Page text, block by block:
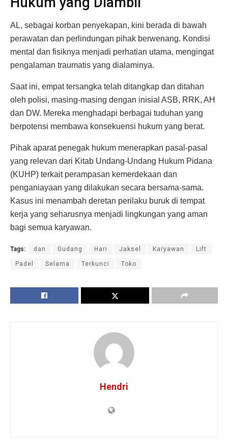
AL, sebagai korban penyekapan, kini berada di bawah
perawatan dan perlindungan pihak berwenang. Kondisi
mental dan fisiknya menjadi perhatian utama, mengingat
pengalaman traumatis yang dialaminya.
Saat ini, empat tersangka telah ditangkap dan ditahan
oleh polisi, masing-masing dengan inisial ASB, RRK, AH
dan DW. Mereka menghadapi berbagai tuduhan yang
berpotensi membawa konsekuensi hukum yang berat.
Pihak aparat penegak hukum menerapkan pasal-pasal
yang relevan dari Kitab Undang-Undang Hukum Pidana
(KUHP) terkait perampasan kemerdekaan dan
penganiayaan yang dilakukan secara bersama-sama.
Kasus ini menambah deretan perilaku buruk di tempat
kerja yang seharusnya menjadi lingkungan yang aman
bagi semua karyawan.
Tags: dan Gudang Hari Jaksel Karyawan Lift
Padel Selama Terkunci Toko
Hendri